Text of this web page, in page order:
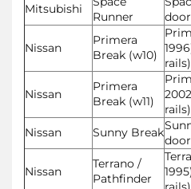
Mitsubishi
Runner
Nissan
Primera
Break (w10)
rails)
Nissan
Primera
Break (w11)
rails)
Nissan
Sunny Break
Nissan
Terrano /
Pathfinder